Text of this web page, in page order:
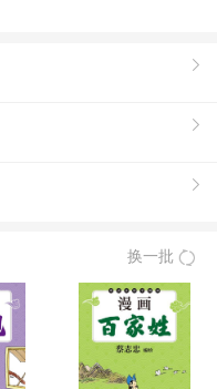
换一批